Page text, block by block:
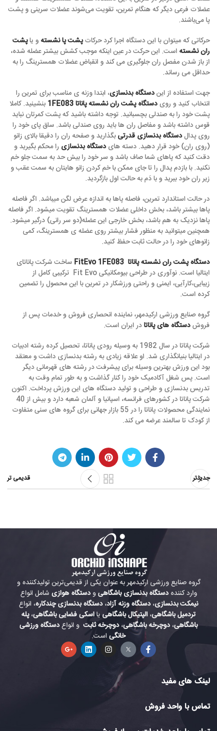
عضلات فرعی دیگر که هنگام تمرین، تقویت می‌شوند عضلات سرینی و پشت
پا می‌باشند.
حرکاتی که میتوان با این دستگاه اجرا کرد حرکاتپشت پا نشستهو یاپشت
ران نشسته است. این حرکت در عین اینکه موجب کشش بیشتر عضله شده،
از باز شدن مفصل ران جلوگیری می کند و انقباض عضلات همسترینگ را به
حداقل می رساند.
جهت استفاده از ایندستگاه بدنسازی، ابتدا وزنه ی مناسب برای تمرین را
انتخاب کنید و روی دستگاه پشت ران نشسته پاناتا 1FE083
بنشینید. کاملا
پشت خود را به صندلی بچسبانید. توجه داشته باشید که پشت کمرتان نباید
قوس داشته باشد و مفاصل ران ها باید روی صندلی باشد. ساق پای خود را
روی پدالدستگاه بدنسازی قدرتیبگذارید و صفحه ران را دقیقا بالای زانو
(روی ران) خود قرار دهید. دسته های دستگاه بدنسازی را محکم بگیرید و
دقت کنید که پاهای شما صاف باشد و سر خود را بیش حد به سمت جلو خم
نکنید. با بازدم پدال را تا جای ممکن با خم کردن زانو هایتان به سمت عقب و
زیر ران خود ببرید و با دَم به حالت اول بازگردید.
در حالت استاندارد تمرین، فاصله پاها به اندازه عرض لگن میباشد. اگر فاصله
پاها بیشتر باشد، بخش داخلی عضلات همسترینگ تقویت میشود. اگر فاصله
پاها نزدیک به هم باشد، بخش خارجی این عضله(دو سر رانی) درگیر میشود.
همچنین میتوانید به منظور فشار بیشتر روی عضله ی همسترینگ، کمی
زانوهای خود را در حالت ثابت حفظ کنید.
دستگاه پشت ران نشسته پاناتا FitEvo 1FE083
ساخت شرکت پاناتای
ایتالیا است. نوآوری در طراحی بیومکانیکی Fit Evo ترکیبی کامل از
زیبایی،کارآیی، ایمنی و راحتی ورزشکار در تمرین با این محصول را تضمین
کرده است.
گروه صنایع ورزشی ارکیدمهر، نماینده انحصاری فروش و خدمات پس از
فروشدستگاه های پاناتادر ایران است.
شرکت پاناتا در سال 1982 به وسیله رودی پاناتا، تحصیل کرده رشته ادبیات
در ایتالیا بنیانگذاری شد. او علاقه زیادی به رشته بدنسازی داشت و معتقد
بود این ورزش بهترین وسیله برای پیشرفت در رشته های قهرمانی دیگر
است. پس شغل آکادمیک خود را کنار گذاشت و به طور تمام وقت به
تدریس بدنسازی و طراحی و تولید دستگاه های این ورزش پرداخت. اکنون
شرکت پاناتا در کشورهای فرانسه، اسپانیا و آلمان شعبه دارد و بیش از 40
نمایندگی محصولات پاناتا را در 55 بازار جهانی برای گروه های سنی متفاوت
از کودک تا سالمند عرضه می کند.
جدیدتر قدیمی تر
گروه صنایع ورزشی ارکیدمهر به عنوان یکی از قدیمی‌ترین تولیدکننده و
وارد کنندهدستگاه بدنسازی باشگاهیودستگاه هوازی شامل انواع
نیمکت بدنسازی، دستگاه وزنه آزاد، دستگاه بدنسازی چندکاره، انواع
تردمیل باشگاهی، الپتیکال باشگاهی یااسکی فضایی باشگاهی،پله
باشگاهی، دوچرخه باشگاهی، دوچرخه ثابت و انواعدستگاه ورزشی
خانگیاست.
لینک های مفید
تماس با واحد فروش